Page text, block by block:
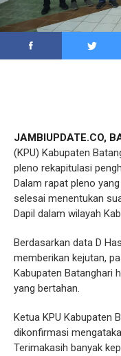
JAMBIUPDATE.CO,
(KPU) Kabupaten
pleno rekapitulasi
Dalam rapat pleno
selesai menentukan
Dapil dalam wilayah
Berdasarkan data D
memberikan kejutan,
Kabupaten Batanghari
yang bertahan.
Ketua KPU Kabupaten
dikonfirmasi
Terimakasih banyak